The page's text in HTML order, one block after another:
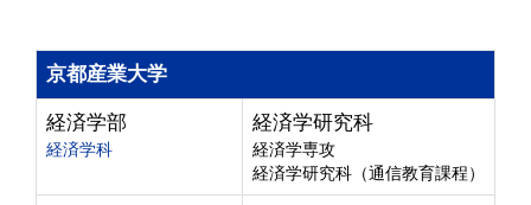
京都産業大学
経済学部
経済学科
経済学研究科
経済学専攻
経済学研究科（通信教育課程）